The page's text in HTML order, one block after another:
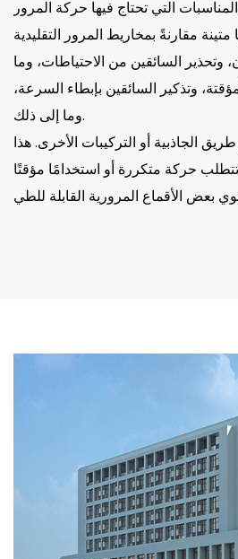
التي تحتاج فيها حركة المرور
وتحذير السائقين من الاحتياطات، وما
وتذكير السائقين بإبطاء السرعة،
وما إلى ذلك.
الجاذبية أو التركيبات الأخرى. هذا
بعض الأقماع المرورية القابلة للطي